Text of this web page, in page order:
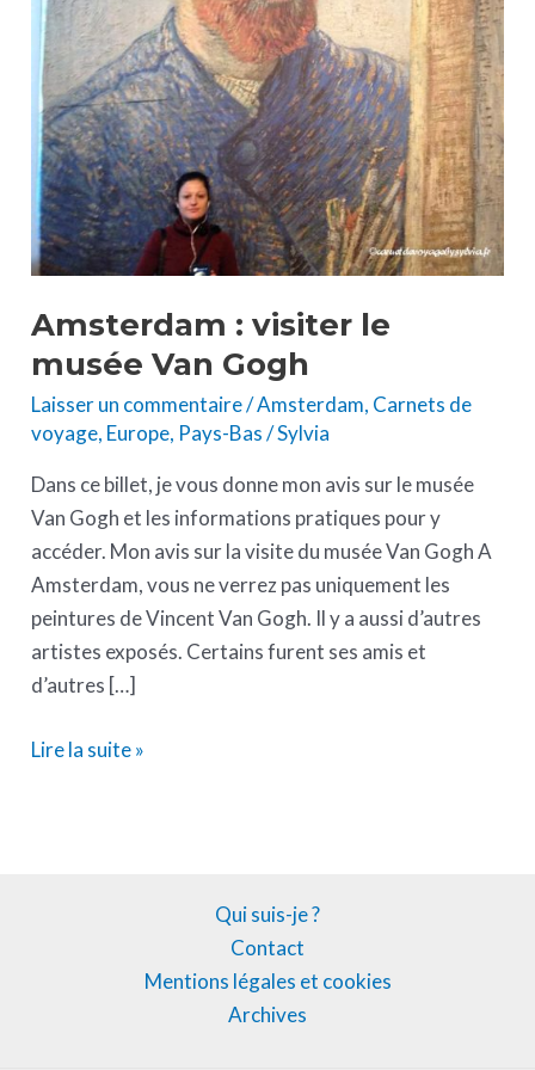
Amsterdam : visiter le
musée Van Gogh
Laisser un commentaire/Amsterdam, Carnets de
voyage, Europe, Pays-Bas/Sylvia
Dans ce billet, je vous donne mon avis sur le musée
Van Gogh et les informations pratiques pour y
accéder. Mon avis sur la visite du musée Van Gogh A
Amsterdam, vous ne verrez pas uniquement les
peintures de Vincent Van Gogh. Il y a aussi d’autres
artistes exposés. Certains furent ses amis et
d’autres […]
Gogh
Lire la suite »
Qui suis-je ?
Contact
Mentions légales et cookies
Archives